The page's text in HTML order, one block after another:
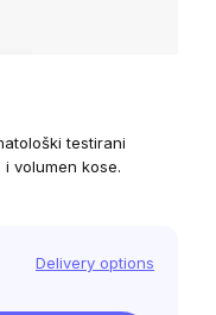
testirani
volumen kose.
Delivery options